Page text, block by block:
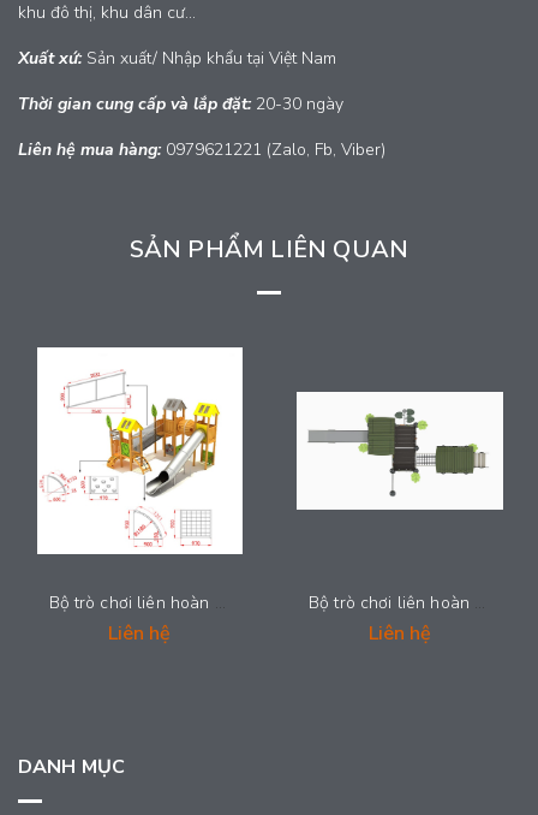
khu đô thị, khu dân cư...
Xuất xứ:Sản xuất/ Nhập khẩu tại Việt Nam
Thời gian cung cấp và lắp đặt: 20-30 ngày
Liên hệ mua hàng: 0979621221 (Zalo, Fb, Viber)
SẢN PHẨM LIÊN QUAN
Bộ trò chơi liên hoàn cầu trượt - 2025-LH022
Liên hệ
Bộ trò chơi liên hoàn cầu trượt - 2025-LH019
Liên hệ
DANH MỤC